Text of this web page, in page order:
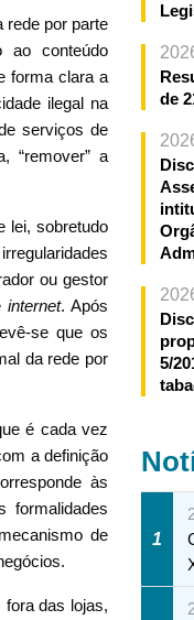
rede por parte
ao conteúdo
forma clara a
ilegal na
serviços de
“remover” a
lei, sobretudo
ou gestor
internet. Após
se que os
da rede por
é cada vez
a definição
às
de
das lojas,
de
5/
1